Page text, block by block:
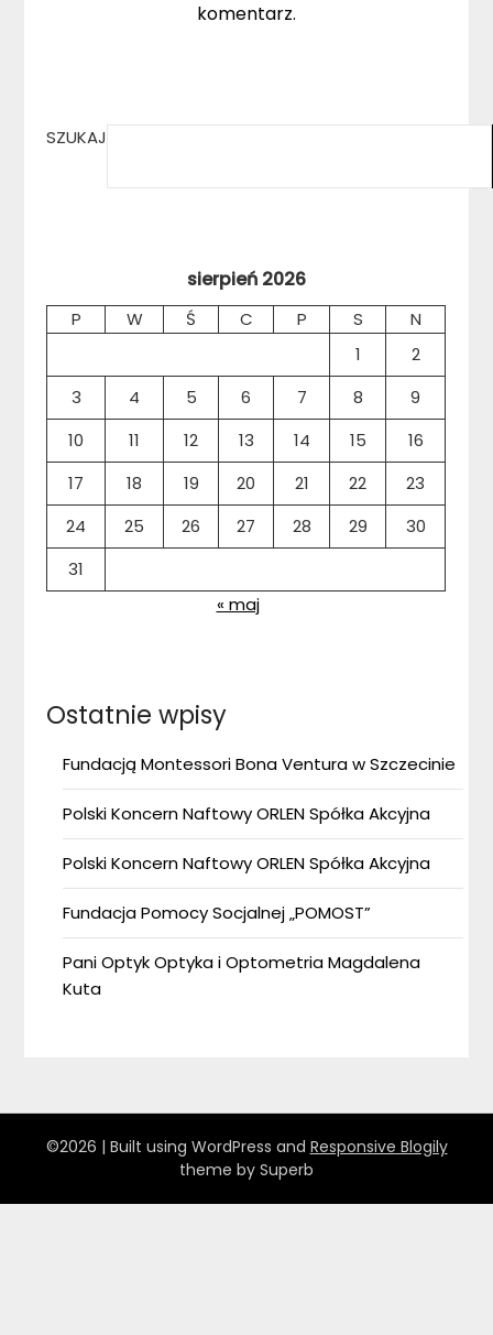
komentarz.
SZUKAJ
sierpień 2026
P W Ś C P S
N
1
2
3
4 5 6 7 8
9
10
11 12 13 14 15
16
17
18 19 20 21 22
23
24
25 26 27 28 29
30
31
« maj
Ostatnie wpisy
Fundacją Montessori Bona Ventura w Szczecinie
Polski Koncern Naftowy ORLEN Spółka Akcyjna
Polski Koncern Naftowy ORLEN Spółka Akcyjna
Fundacja Pomocy Socjalnej „POMOST”
Pani Optyk Optyka i Optometria Magdalena
Kuta
©2026 | Built using WordPress and Responsive Blogily
theme by Superb